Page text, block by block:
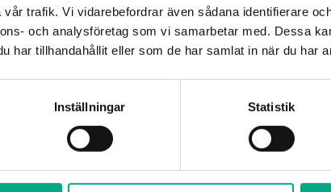
trafik. Vi vidarebefordrar även sådana identifierare
och analysföretag som vi samarbetar med. Dessa
har tillhandahållit eller som de har samlat in när du har
Inställningar Statistik
08-676 69 69 , svardirekt@fastigo.se
din lönehantering?Läs mer
här.
Välkommen till Mitt Fastigo!
Mitt Fastigo? Klicka på rubriken i denna
instruktionerna. Välkommen!